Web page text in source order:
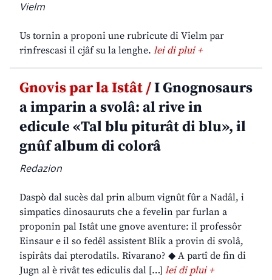
Vielm
Us tornin a proponi une rubricute di Vielm par
rinfrescasi il cjâf su la lenghe. lei di plui +
Gnovis par la Istât /I Gnognosaurs
a imparin a svolâ: al rive in
edicule «Tal blu piturât di blu», il
gnûf album di colorâ
Redazion
Daspò dal sucès dal prin album vignût fûr a Nadâl, i
simpatics dinosauruts che a fevelin par furlan a
proponin pal Istât une gnove aventure: il professôr
Einsaur e il so fedêl assistent Blik a provin di svolâ,
ispirâts dai pterodatils. Rivarano? ◆ A partî de fin di
Jugn al è rivât tes ediculis dal […] lei di plui +